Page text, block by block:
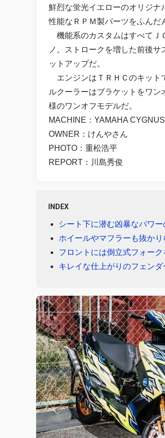
鮮烈な蛍光イエローのオリジナ
性能なＲＰＭ製パーツをふんだ
機能系のカスタムはすべてＪ
ノ。ストロークを増した前後
ットアップだ。
エンジンはＴＲＨＣのキット
ルクーラーはブラケットをワ
様のワンオフモデルだ。
MACHINE：YAMAHA CYGNUS
OWNER：けんやさん
PHOTO：重松浩平
REPORT：川島秀俊
INDEX
シート下に潜む凶暴なパワー
ホイールやマフラーも抜か
フロントには倒立式フォー
キレイな仕上がりのフェンダ